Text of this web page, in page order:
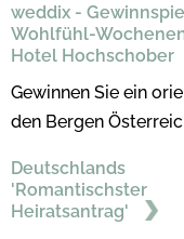
weddix -
Wohlfühl-
Hotel Hochschober
Gewinnen Sie ein
den Bergen
Deutschlands
'Romantischster
Heiratsantrag'